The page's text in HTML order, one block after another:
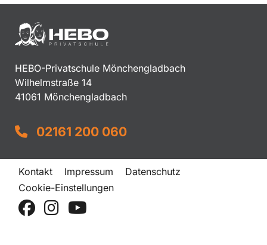
HEBO-Privatschule Mönchengladbach
Wilhelmstraße 14
41061 Mönchengladbach
02161 200 060
Kontakt Impressum
Datenschutz
Cookie-Einstellungen